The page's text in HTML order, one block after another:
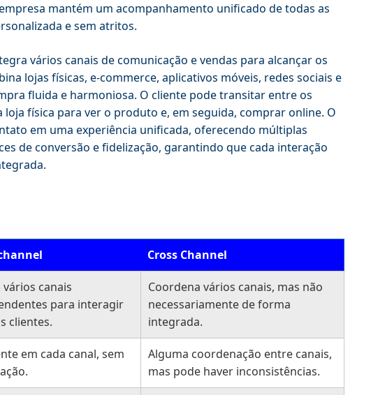
mantém um acompanhamento unificado de todas as
e sem atritos.
vários canais de comunicação e vendas para alcançar os
lojas físicas, e-commerce, aplicativos móveis, redes sociais e
fluida e harmoniosa. O cliente pode transitar entre os
física para ver o produto e, em seguida, comprar online. O
em uma experiência unificada, oferecendo múltiplas
de conversão e fidelização, garantindo que cada interação
Cross Channel
vários canais
para interagir
clientes.
Coordena vários canais, mas não
necessariamente de forma
integrada.
em cada canal, sem
Alguma coordenação entre canais,
mas pode haver inconsistências.